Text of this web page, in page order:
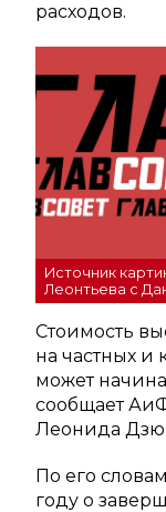
расходов.
Источник
Леонтьева с
Стоимость
на частных и
может
сообщает
Леонида
По его
году о